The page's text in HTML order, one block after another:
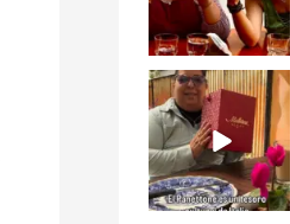
“En #Mallorca
Ciudad de México
celebramos la...
63 7